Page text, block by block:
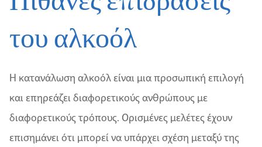
του αλκοόλ
Η κατανάλωση αλκοόλ είναι μια προσωπική επιλογή
και επηρεάζει διαφορετικούς ανθρώπους με
διαφορετικούς τρόπους. Ορισμένες μελέτες έχουν
επισημάνει ότι μπορεί να υπάρχει σχέση μεταξύ της